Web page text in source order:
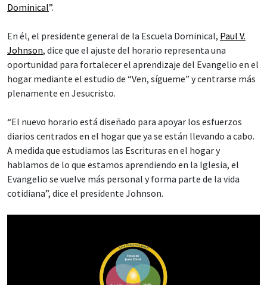
Dominical”.
En él, el presidente general de la Escuela Dominical, Paul V.
Johnson, dice que el ajuste del horario representa una
oportunidad para fortalecer el aprendizaje del Evangelio en el
hogar mediante el estudio de “Ven, sígueme” y centrarse más
plenamente en Jesucristo.
“El nuevo horario está diseñado para apoyar los esfuerzos
diarios centrados en el hogar que ya se están llevando a cabo.
A medida que estudiamos las Escrituras en el hogar y
hablamos de lo que estamos aprendiendo en la Iglesia, el
Evangelio se vuelve más personal y forma parte de la vida
cotidiana”, dice el presidente Johnson.